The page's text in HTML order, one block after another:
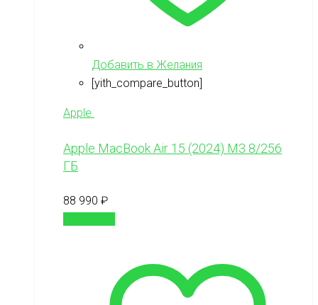
Добавить в Желания
[yith_compare_button]
Apple
Apple MacBook Air 15 (2024) М3 8/256
ГБ
88 990 ₽